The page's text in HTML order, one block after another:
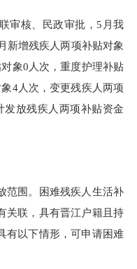
核、民政审批，5月我
新增残疾人两项补贴对象
象0人次，重度护理补贴
4人次，变更残疾人两项
放残疾人两项补贴资金
围。困难残疾人生活补
关联，具有晋江户籍且持
有以下情形，可申请困难